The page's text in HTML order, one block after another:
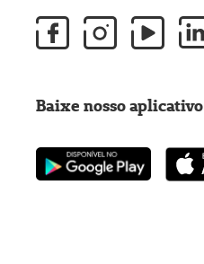
Baixe nosso aplicativo